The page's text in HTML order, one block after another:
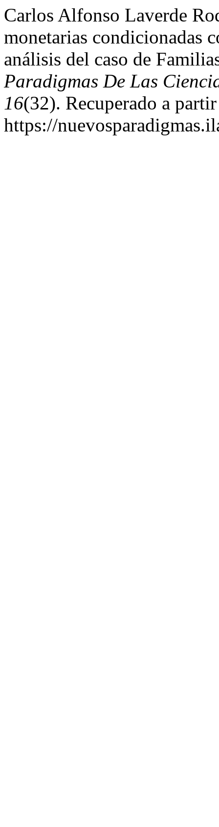
Carlos Alfonso Laverde
monetarias condicionadas
análisis del caso de
Paradigmas De Las
16(32). Recuperado a
https://